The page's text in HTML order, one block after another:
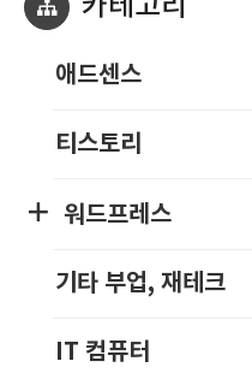
카테고리
애드센스
티스토리
워드프레스
기타 부업, 재테크
IT 컴퓨터